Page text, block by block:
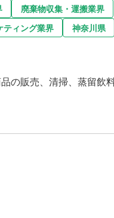
廃棄物収集・運搬業界
ティング業界 神奈川県
の販売、清掃、蒸留飲